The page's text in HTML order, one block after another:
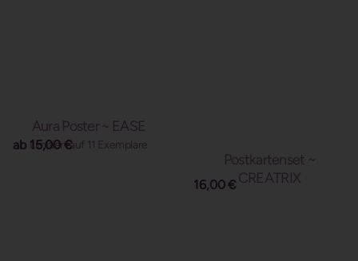
Aura Poster ~ EASE
Limitiert auf 11 Exemplare
ab 15,00€
Postkartenset ~
CREATRIX
16,00€